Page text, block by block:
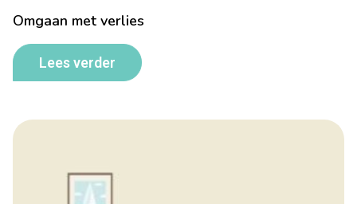
Omgaan met verlies
Lees verder